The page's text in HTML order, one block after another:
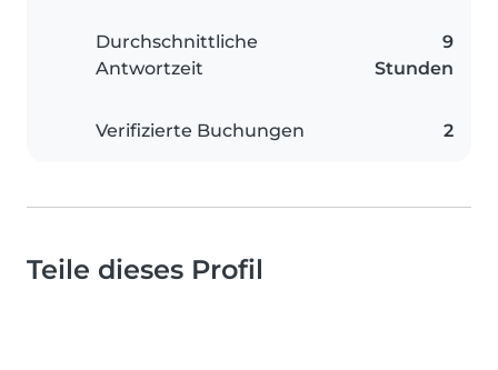
Durchschnittliche
Antwortzeit
9
Stunden
Verifizierte Buchungen 2
Teile dieses Profil